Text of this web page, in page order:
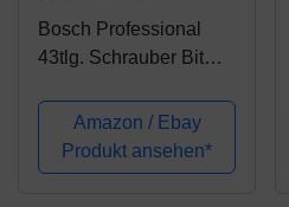
Bosch Professional
43tlg. Schrauber Bit
Bohrschrauber)
Amazon / Ebay
Produkt ansehen*